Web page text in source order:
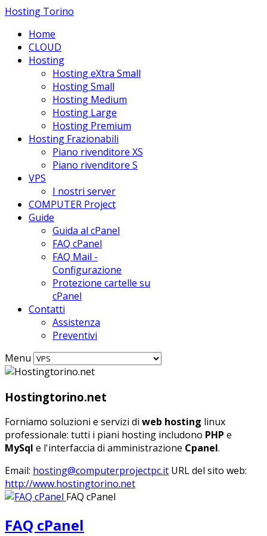
Hosting Torino
Home
CLOUD
Hosting
Hosting eXtra Small
Hosting Small
Hosting Medium
Hosting Large
Hosting Premium
Hosting Frazionabili
Piano rivenditore XS
Piano rivenditore S
VPS
I nostri server
COMPUTER Project
Guide
Guida al cPanel
FAQ cPanel
FAQ Mail -
Configurazione
Protezione cartelle su
cPanel
Contatti
Assistenza
Preventivi
Menu
Hostingtorino.net
Forniamo soluzioni e servizi di web hosting linux
professionale: tutti i piani hosting includono PHP e
MySql e l'interfaccia di amministrazione Cpanel.
Email: hosting@computerprojectpc.it URL del sito web:
http://www.hostingtorino.net
FAQ cPanel
FAQ cPanel